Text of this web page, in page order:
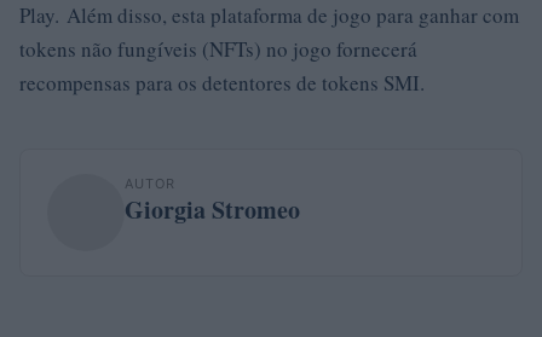
Play. Além disso, esta plataforma de jogo para ganhar com
tokens não fungíveis (NFTs) no jogo fornecerá
recompensas para os detentores de tokens SMI.
AUTOR
Giorgia Stromeo